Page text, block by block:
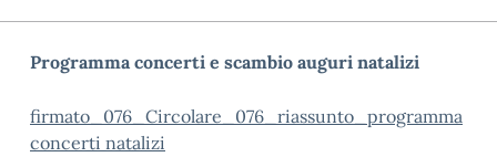
Programma concerti e scambio auguri natalizi
firmato_076_Circolare_076_riassunto_programma
concerti natalizi